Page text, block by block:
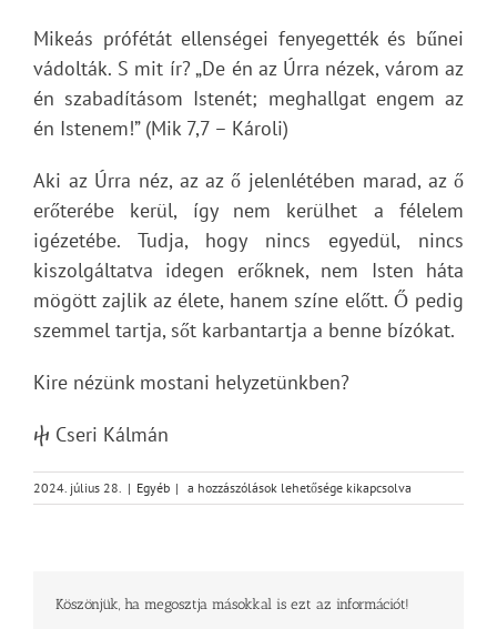
Mikeás prófétát ellenségei fenyegették és bűnei
vádolták. S mit ír? „De én az Úrra nézek, várom az
én szabadításom Istenét; meghallgat engem az
én Istenem!” (Mik 7,7 – Károli)
Aki az Úrra néz, az az ő jelenlétében marad, az ő
erőterébe kerül, így nem kerülhet a félelem
igézetébe. Tudja, hogy nincs egyedül, nincs
kiszolgáltatva idegen erőknek, nem Isten háta
mögött zajlik az élete, hanem színe előtt. Ő pedig
szemmel tartja, sőt karbantartja a benne bízókat.
Kire nézünk mostani helyzetünkben?
ⴕ Cseri Kálmán
2024. július 28. | Egyéb | Kire
nézek?
a hozzászólások lehetősége kikapcsolva
Köszönjük, ha megosztja másokkal is ezt az információt!